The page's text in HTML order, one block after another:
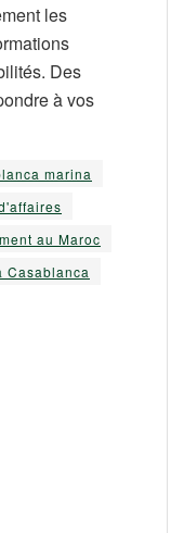
les
Des
à vos
marina
au Maroc
Casablanca